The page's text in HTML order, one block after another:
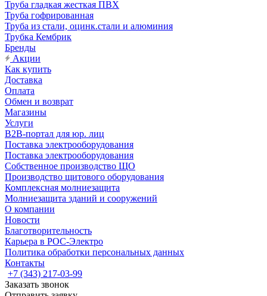
Труба гладкая жесткая ПВХ
Труба гофрированная
Труба из стали, оцинк.стали и алюминия
Трубка Кембрик
Бренды
Акции
Как купить
Доставка
Оплата
Обмен и возврат
Магазины
Услуги
B2B-портал для юр. лиц
Поставка электрооборудования
Поставка электрооборудования
Собственное производство ЩО
Производство щитового оборудования
Комплексная молниезащита
Молниезащита зданий и сооружений
О компании
Новости
Благотворительность
Карьера в РОС-Электро
Политика обработки персональных данных
Контакты
+7 (343) 217-03-99
Заказать звонок